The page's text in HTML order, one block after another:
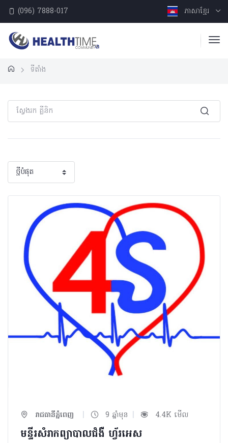
(096) 7888-017 ភាសាខ្មែរ
ទីតាំង
រាជធានីភ្នំពេញ | 9 ឆ្នាំមុន | 4.4K មើល
មន្ទីរសំរាកព្យាបាលជំងឺ ហ្វ័រអេស